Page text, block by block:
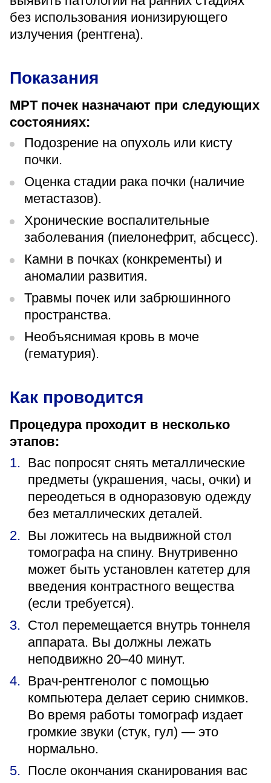
Адрес
399000, г. Липецк, Плехановское лесничество,
Ленинский лесхоз, квартал 67
Понедельник — четверг
Пятница
перерыв 12:00–12:30
Администратор
+7 (4742) 72-73-31
Версия для слабовидящих
без использования ионизирующего
излучения (рентгена).
Показания
МРТ почек назначают при следующих
состояниях:
Подозрение на опухоль или кисту
почки.
Оценка стадии рака почки (наличие
метастазов).
Хронические воспалительные
заболевания (пиелонефрит, абсцесс).
Камни в почках (конкременты) и
аномалии развития.
Травмы почек или забрюшинного
пространства.
Необъяснимая кровь в моче
(гематурия).
Как проводится
Процедура проходит в несколько
этапов:
Вас попросят снять металлические
предметы (украшения, часы, очки) и
переодеться в одноразовую одежду
без металлических деталей.
Вы ложитесь на выдвижной стол
томографа на спину. Внутривенно
может быть установлен катетер для
введения контрастного вещества
(если требуется).
Стол перемещается внутрь тоннеля
аппарата. Вы должны лежать
неподвижно 20–40 минут.
Врач-рентгенолог с помощью
компьютера делает серию снимков.
Во время работы томограф издает
громкие звуки (стук, гул) — это
нормально.
После окончания сканирования вас